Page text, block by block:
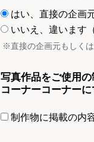
はい、直接の企画
いいえ、違います
※直接の企画元もしく
写真作品をご使用
コーナーコーナー
制作物に掲載の内